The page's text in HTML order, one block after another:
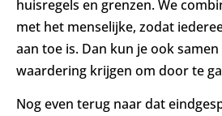
huisregels en grenzen. We
met het menselijke, zodat
aan toe is. Dan kun je ook
waardering krijgen om door te
Nog even terug naar dat